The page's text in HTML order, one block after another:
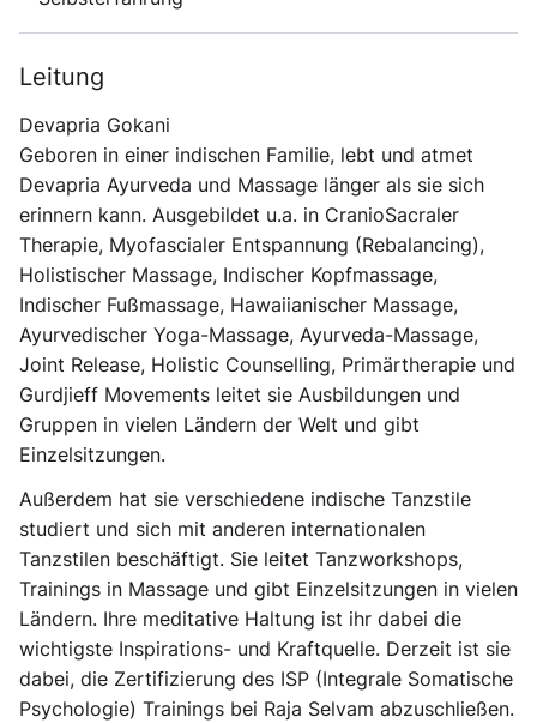
Leitung
Devapria Gokani
Geboren in einer indischen Familie, lebt und atmet
Devapria Ayurveda und Massage länger als sie sich
erinnern kann. Ausgebildet u.a. in CranioSacraler
Therapie, Myofascialer Entspannung (Rebalancing),
Holistischer Massage, Indischer Kopfmassage,
Indischer Fußmassage, Hawaiianischer Massage,
Ayurvedischer Yoga-Massage, Ayurveda-Massage,
Joint Release, Holistic Counselling, Primärtherapie und
Gurdjieff Movements leitet sie Ausbildungen und
Gruppen in vielen Ländern der Welt und gibt
Einzelsitzungen.
Außerdem hat sie verschiedene indische Tanzstile
studiert und sich mit anderen internationalen
Tanzstilen beschäftigt. Sie leitet Tanzworkshops,
Trainings in Massage und gibt Einzelsitzungen in vielen
Ländern. Ihre meditative Haltung ist ihr dabei die
wichtigste Inspirations- und Kraftquelle. Derzeit ist sie
dabei, die Zertifizierung des ISP (Integrale Somatische
Psychologie) Trainings bei Raja Selvam abzuschließen.